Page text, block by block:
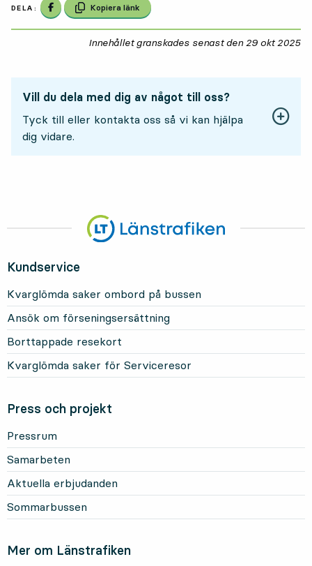
DELA: Dela på Facebook
Kopiera länk
Innehållet granskades senast den 29 okt 2025
Vill du dela med dig av något till oss?
Tyck till eller kontakta oss så vi kan hjälpa
dig vidare.
Kundservice
Kvarglömda saker ombord på bussen
Ansök om förseningsersättning
Borttappade resekort
Kvarglömda saker för Serviceresor
Press och projekt
Pressrum
Samarbeten
Aktuella erbjudanden
Sommarbussen
Mer om Länstrafiken